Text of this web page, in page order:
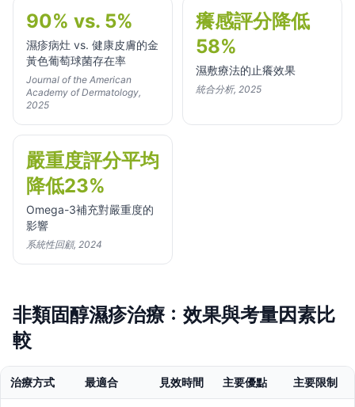
90% vs. 5%
濕疹病灶 vs. 健康皮膚的金
黃色葡萄球菌存在率
Journal of the American
Academy of Dermatology,
2025
癢感評分降低
58%
濕敷療法的止癢效果
統合分析, 2025
嚴重度評分平均
降低23%
Omega-3補充對嚴重度的
影響
系統性回顧, 2024
非類固醇濕疹治療：效果與考量因素比
較
治療方式 最適合 見效時間 主要優點 主要限制